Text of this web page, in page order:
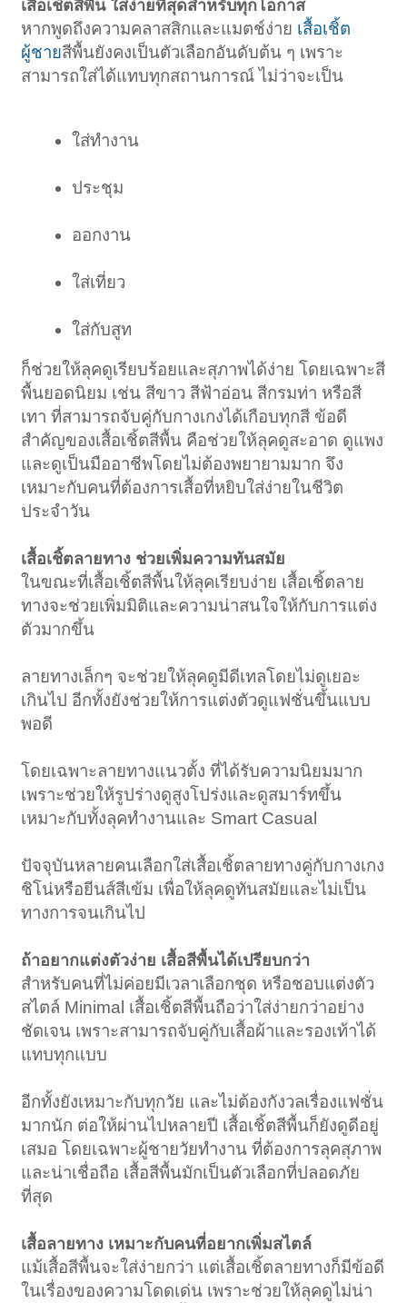
เสื้อเชิ้ตสีพื้น ใส่ง่ายที่สุดสำหรับทุกโอกาส
หากพูดถึงความคลาสสิกและแมตช์ง่าย เสื้อเชิ้ต
ผู้ชายสีพื้นยังคงเป็นตัวเลือกอันดับต้น ๆ เพราะ
สามารถใส่ได้แทบทุกสถานการณ์ ไม่ว่าจะเป็น
ใส่ทำงาน
ประชุม
ออกงาน
ใส่เที่ยว
ใส่กับสูท
ก็ช่วยให้ลุคดูเรียบร้อยและสุภาพได้ง่าย โดยเฉพาะสี
พื้นยอดนิยม เช่น สีขาว สีฟ้าอ่อน สีกรมท่า หรือสี
เทา ที่สามารถจับคู่กับกางเกงได้เกือบทุกสี ข้อดี
สำคัญของเสื้อเชิ้ตสีพื้น คือช่วยให้ลุคดูสะอาด ดูแพง
และดูเป็นมืออาชีพโดยไม่ต้องพยายามมาก จึง
เหมาะกับคนที่ต้องการเสื้อที่หยิบใส่ง่ายในชีวิต
ประจำวัน
เสื้อเชิ้ตลายทาง ช่วยเพิ่มความทันสมัย
ในขณะที่เสื้อเชิ้ตสีพื้นให้ลุคเรียบง่าย เสื้อเชิ้ตลาย
ทางจะช่วยเพิ่มมิติและความน่าสนใจให้กับการแต่ง
ตัวมากขึ้น
ลายทางเล็กๆ จะช่วยให้ลุคดูมีดีเทลโดยไม่ดูเยอะ
เกินไป อีกทั้งยังช่วยให้การแต่งตัวดูแฟชั่นขึ้นแบบ
พอดี
โดยเฉพาะลายทางแนวตั้ง ที่ได้รับความนิยมมาก
เพราะช่วยให้รูปร่างดูสูงโปร่งและดูสมาร์ทขึ้น
เหมาะกับทั้งลุคทำงานและ Smart Casual
ปัจจุบันหลายคนเลือกใส่เสื้อเชิ้ตลายทางคู่กับกางเกง
ชิโน่หรือยีนส์สีเข้ม เพื่อให้ลุคดูทันสมัยและไม่เป็น
ทางการจนเกินไป
ถ้าอยากแต่งตัวง่าย เสื้อสีพื้นได้เปรียบกว่า
สำหรับคนที่ไม่ค่อยมีเวลาเลือกชุด หรือชอบแต่งตัว
สไตล์ Minimal เสื้อเชิ้ตสีพื้นถือว่าใส่ง่ายกว่าอย่าง
ชัดเจน เพราะสามารถจับคู่กับเสื้อผ้าและรองเท้าได้
แทบทุกแบบ
อีกทั้งยังเหมาะกับทุกวัย และไม่ต้องกังวลเรื่องแฟชั่น
มากนัก ต่อให้ผ่านไปหลายปี เสื้อเชิ้ตสีพื้นก็ยังดูดีอยู่
เสมอ โดยเฉพาะผู้ชายวัยทำงาน ที่ต้องการลุคสุภาพ
และน่าเชื่อถือ เสื้อสีพื้นมักเป็นตัวเลือกที่ปลอดภัย
ที่สุด
เสื้อลายทาง เหมาะกับคนที่อยากเพิ่มสไตล์
แม้เสื้อสีพื้นจะใส่ง่ายกว่า แต่เสื้อเชิ้ตลายทางก็มีข้อดี
ในเรื่องของความโดดเด่น เพราะช่วยให้ลุคดูไม่น่า